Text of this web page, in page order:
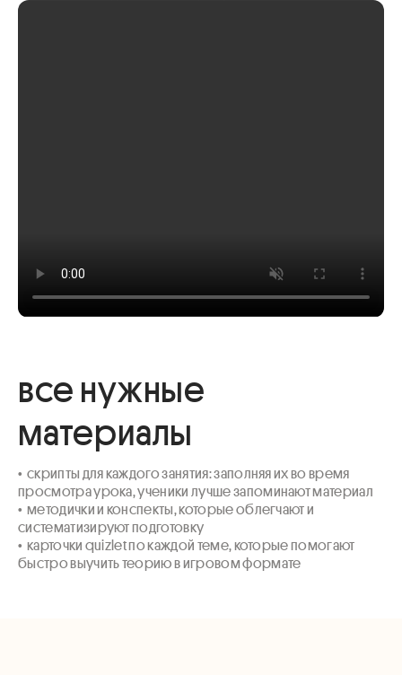
все нужные
материалы
•  скрипты для каждого занятия: заполняя их во время
просмотра урока, ученики лучше запоминают материал
•  методички и конспекты, которые облегчают и
систематизируют подготовку
•  карточки quizlet по каждой теме, которые помогают
быстро выучить теорию в игровом формате